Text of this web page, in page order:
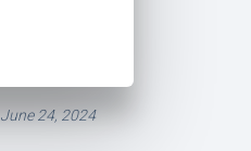
24, 2024